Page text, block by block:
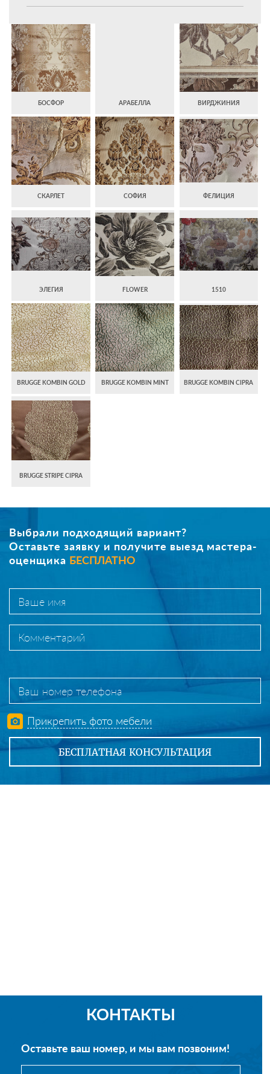
БОСФОР АРАБЕЛЛА ВИРДЖИНИЯ
СКАРЛЕТ СОФИЯ ФЕЛИЦИЯ
ЭЛЕГИЯ FLOWER 1510
BRUGGE KOMBIN GOLD BRUGGE KOMBIN MINT BRUGGE KOMBIN CIPRA
BRUGGE STRIPE CIPRA
Выбрали подходящий вариант?
Оставьте заявку и получите выезд мастера-
оценщика БЕСПЛАТНО
Прикрепить фото мебели
КОНТАКТЫ
Оставьте ваш номер, и мы вам позвоним!